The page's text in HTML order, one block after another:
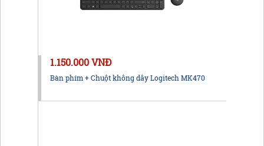
1.150.000 VNĐ
Bàn phím + Chuột không dây Logitech MK470